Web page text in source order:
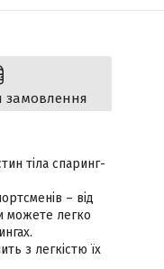
замовлення
тіла спаринг-
– від
можете легко
з легкістю їх